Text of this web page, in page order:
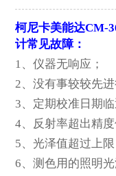
柯尼卡美能达CM-
计常见故障：
1、仪器无响应；
2、没有事较较先
3、定期校准日期临
4、反射率超出精度
5、光泽值超过上限
6、测色用的照明光